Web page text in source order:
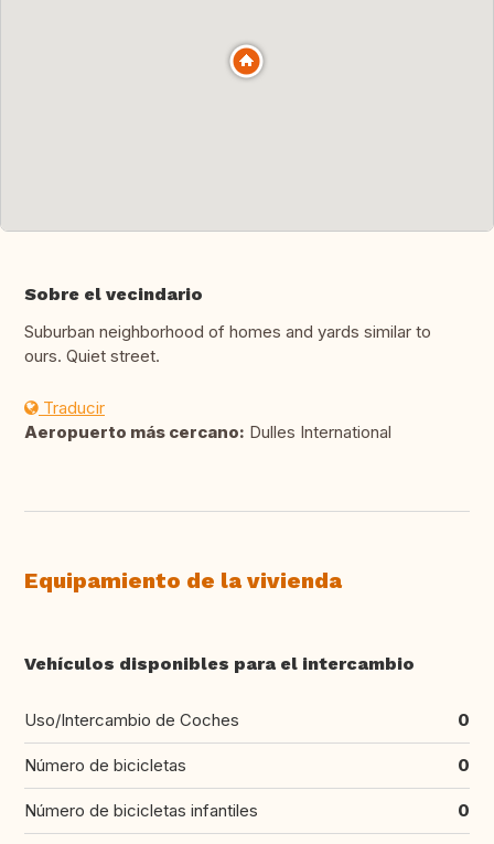
Sobre el vecindario
Suburban neighborhood of homes and yards similar to
ours. Quiet street.
Traducir
Aeropuerto más cercano: Dulles International
Equipamiento de la vivienda
Vehículos disponibles para el intercambio
Uso/Intercambio de Coches 0
Número de bicicletas 0
Número de bicicletas infantiles 0